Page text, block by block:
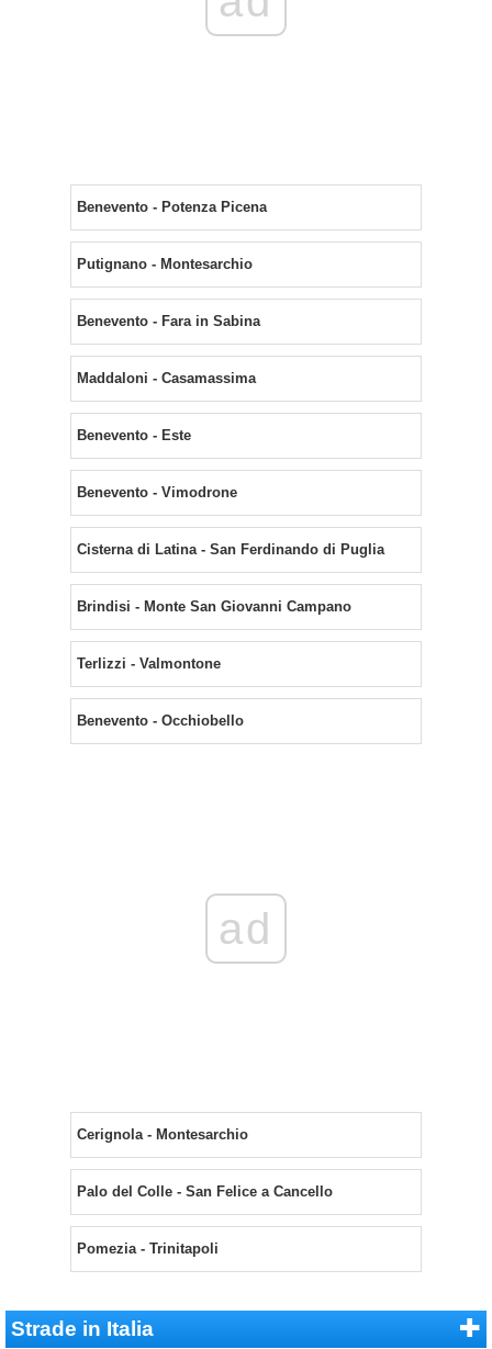
Benevento - Potenza Picena
Putignano - Montesarchio
Benevento - Fara in Sabina
Maddaloni - Casamassima
Benevento - Este
Benevento - Vimodrone
Cisterna di Latina - San Ferdinando di Puglia
Brindisi - Monte San Giovanni Campano
Terlizzi - Valmontone
Benevento - Occhiobello
ad
Cerignola - Montesarchio
Palo del Colle - San Felice a Cancello
Pomezia - Trinitapoli
Strade in Italia